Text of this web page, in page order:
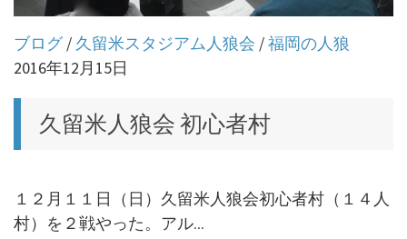
ブログ/ 久留米スタジアム人狼会 /福岡の人狼
2016年12月15日
久留米人狼会 初心者村
１２月１１日（日）久留米人狼会初心者村（１４人
村）を２戦やった。アル...